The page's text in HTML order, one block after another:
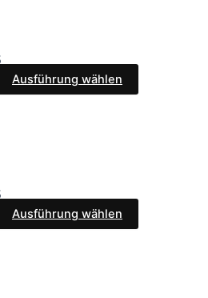
Ausführung wählen
Ausführung wählen